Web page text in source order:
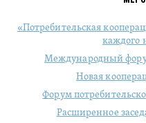
«Потребительская
каждого
Международный
Новая
Форум
Расширенное